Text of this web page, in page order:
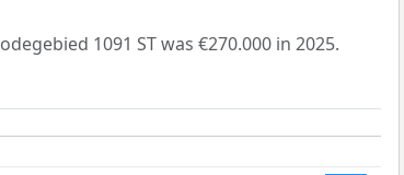
1091 ST was €270.000 in 2025.